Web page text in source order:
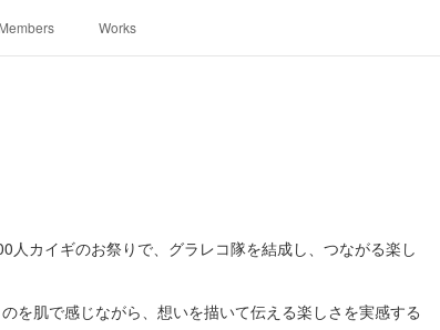
Members Works
カイギのお祭りで、グラレコ隊を結成し、つながる楽し
を肌で感じながら、想いを描いて伝える楽しさを実感する